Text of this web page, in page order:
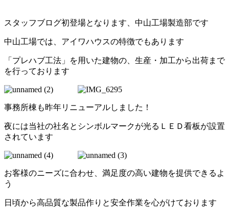
スタッフブログ初登場となります、中山工場製造部です
中山工場では、アイワハウスの特徴でもあります
「プレハブ工法」を用いた建物の、生産・加工から出荷まで
を行っております
事務所棟も昨年リニューアルしました！
夜には当社の社名とシンボルマークが光るＬＥＤ看板が設置
されています
お客様のニーズに合わせ、満足度の高い建物を提供できるよ
う
日頃から高品質な製品作りと安全作業を心がけております